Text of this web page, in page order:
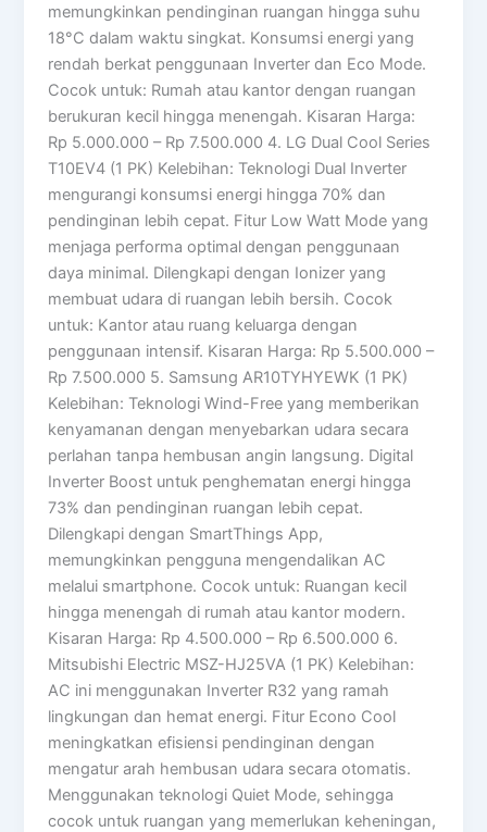
memungkinkan pendinginan ruangan hingga suhu
18°C dalam waktu singkat. Konsumsi energi yang
rendah berkat penggunaan Inverter dan Eco Mode.
Cocok untuk: Rumah atau kantor dengan ruangan
berukuran kecil hingga menengah. Kisaran Harga:
Rp 5.000.000 – Rp 7.500.000 4. LG Dual Cool Series
T10EV4 (1 PK) Kelebihan: Teknologi Dual Inverter
mengurangi konsumsi energi hingga 70% dan
pendinginan lebih cepat. Fitur Low Watt Mode yang
menjaga performa optimal dengan penggunaan
daya minimal. Dilengkapi dengan Ionizer yang
membuat udara di ruangan lebih bersih. Cocok
untuk: Kantor atau ruang keluarga dengan
penggunaan intensif. Kisaran Harga: Rp 5.500.000 –
Rp 7.500.000 5. Samsung AR10TYHYEWK (1 PK)
Kelebihan: Teknologi Wind-Free yang memberikan
kenyamanan dengan menyebarkan udara secara
perlahan tanpa hembusan angin langsung. Digital
Inverter Boost untuk penghematan energi hingga
73% dan pendinginan ruangan lebih cepat.
Dilengkapi dengan SmartThings App,
memungkinkan pengguna mengendalikan AC
melalui smartphone. Cocok untuk: Ruangan kecil
hingga menengah di rumah atau kantor modern.
Kisaran Harga: Rp 4.500.000 – Rp 6.500.000 6.
Mitsubishi Electric MSZ-HJ25VA (1 PK) Kelebihan:
AC ini menggunakan Inverter R32 yang ramah
lingkungan dan hemat energi. Fitur Econo Cool
meningkatkan efisiensi pendinginan dengan
mengatur arah hembusan udara secara otomatis.
Menggunakan teknologi Quiet Mode, sehingga
cocok untuk ruangan yang memerlukan keheningan,